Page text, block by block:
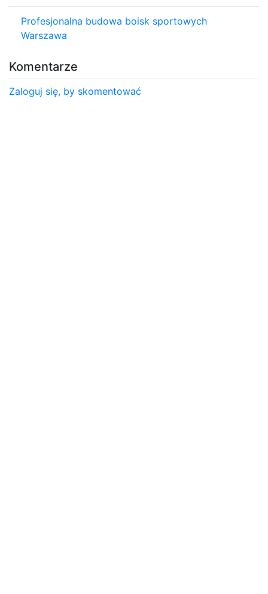
Profesjonalna budowa boisk sportowych
Warszawa
Komentarze
Zaloguj się, by skomentować